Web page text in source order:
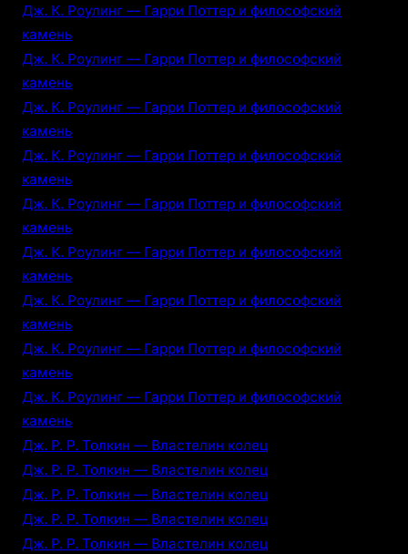
Дж. К. Роулинг — Гарри Поттер и философский
камень
Дж. К. Роулинг — Гарри Поттер и философский
камень
Дж. К. Роулинг — Гарри Поттер и философский
камень
Дж. К. Роулинг — Гарри Поттер и философский
камень
Дж. К. Роулинг — Гарри Поттер и философский
камень
Дж. К. Роулинг — Гарри Поттер и философский
камень
Дж. К. Роулинг — Гарри Поттер и философский
камень
Дж. К. Роулинг — Гарри Поттер и философский
камень
Дж. К. Роулинг — Гарри Поттер и философский
камень
Дж. Р. Р. Толкин — Властелин колец
Дж. Р. Р. Толкин — Властелин колец
Дж. Р. Р. Толкин — Властелин колец
Дж. Р. Р. Толкин — Властелин колец
Дж. Р. Р. Толкин — Властелин колец